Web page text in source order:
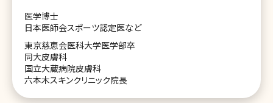
医学博士
日本医師会スポーツ認定医など
東京慈恵会医科大学医学部卒
同大皮膚科
国立大蔵病院皮膚科
六本木スキンクリニック院長